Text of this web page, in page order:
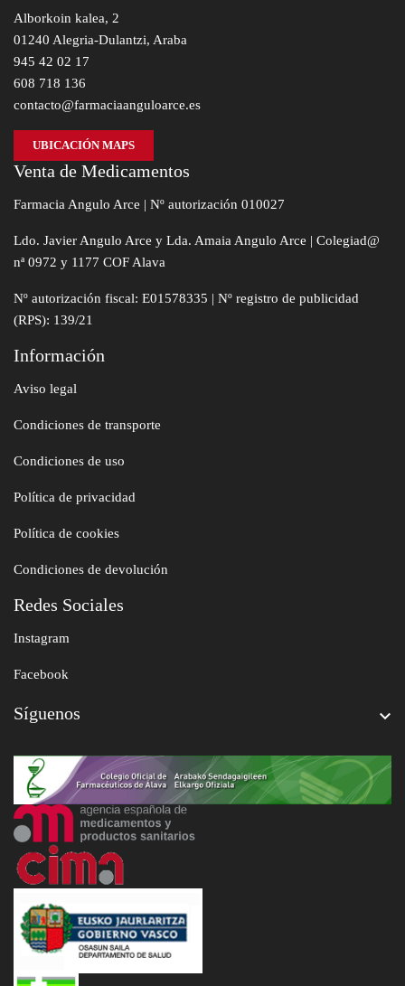
Alborkoin kalea, 2
01240 Alegria-Dulantzi, Araba
945 42 02 17
608 718 136
contacto@farmaciaanguloarce.es
UBICACIÓN MAPS
Venta de Medicamentos
Farmacia Angulo Arce | Nº autorización 010027
Ldo. Javier Angulo Arce y Lda. Amaia Angulo Arce | Colegiad@
nª 0972 y 1177 COF Alava
Nº autorización fiscal: E01578335 | Nº registro de publicidad
(RPS): 139/21
Información
Aviso legal
Condiciones de transporte
Condiciones de uso
Política de privacidad
Política de cookies
Condiciones de devolución
Redes Sociales
Instagram
Facebook
Síguenos 